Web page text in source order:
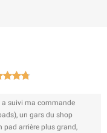

a suivi ma commande
un gars du shop
pad arrière plus grand,